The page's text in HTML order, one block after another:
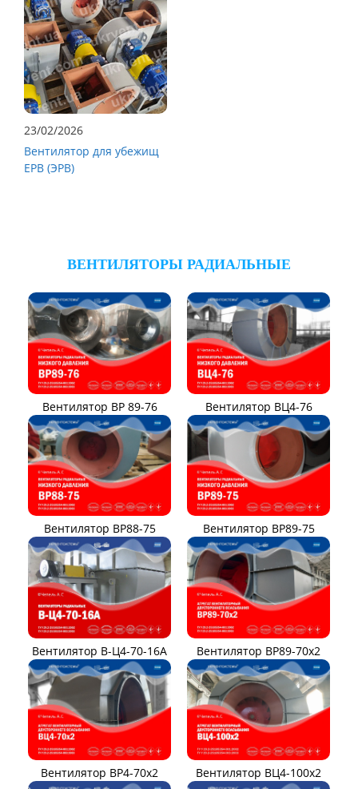
23/02/2026
Вентилятор для убежищ
ЕРВ (ЭРВ)
ВЕНТИЛЯТОРЫ РАДИАЛЬНЫЕ
Вентилятор ВР 89-76 Вентилятор ВЦ4-76
Вентилятор ВР88-75 Вентилятор ВР89-75
Вентилятор В-Ц4-70-16А Вентилятор ВР89-70x2
Вентилятор ВР4-70x2 Вентилятор ВЦ4-100х2